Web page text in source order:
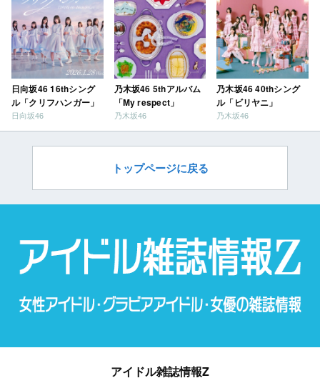
日向坂46 16thシング
ル「クリフハンガー」
日向坂46
乃木坂46 5thアルバム
「My respect」
乃木坂46
乃木坂46 40thシング
ル「ビリヤニ」
乃木坂46
トップページに戻る
アイドル雑誌情報Z